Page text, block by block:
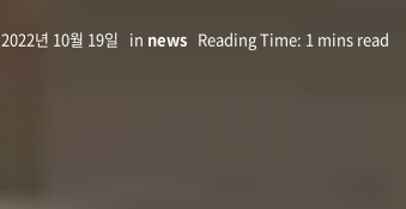
2022년 10월 19일 in news Reading Time: 1 mins read